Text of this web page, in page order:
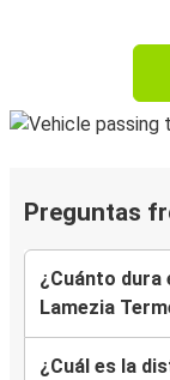
Preguntas
¿Cuánto dura
Lamezia
¿Cuál es la